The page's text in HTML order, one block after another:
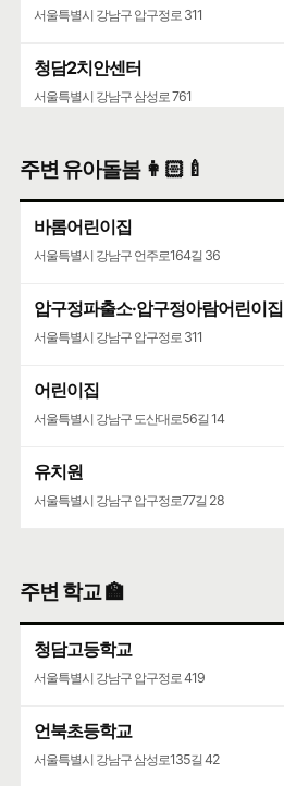
서울특별시 강남구 압구정로 311
청담2치안센터
서울특별시 강남구 삼성로 761
서울특별시 성동구 뚝섬로 452
주변 유아돌봄 👩🏻‍🍼
바롬어린이집
서울특별시 강남구 언주로164길 36
압구정파출소·압구정아람어린이집
서울특별시 강남구 압구정로 311
어린이집
서울특별시 강남구 도산대로56길 14
유치원
서울특별시 강남구 압구정로77길 28
주변 학교 🏫
청담고등학교
서울특별시 강남구 압구정로 419
언북초등학교
서울특별시 강남구 삼성로135길 42